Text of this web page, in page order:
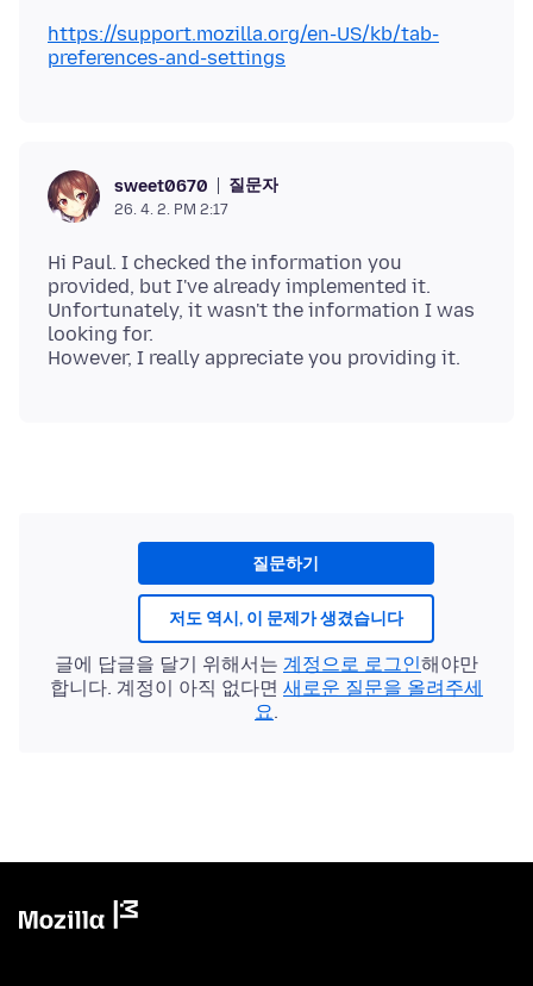
https://support.mozilla.org/en-US/kb/tab-
preferences-and-settings
sweet0670 질문자
26. 4. 2. PM 2:17
Hi Paul. I checked the information you
provided, but I've already implemented it.
Unfortunately, it wasn't the information I was
looking for.
질문하기
저도 역시, 이 문제가 생겼습니다
글에 답글을 달기 위해서는 계정으로 로그인해야만
합니다. 계정이 아직 없다면 새로운 질문을 올려주세
요.